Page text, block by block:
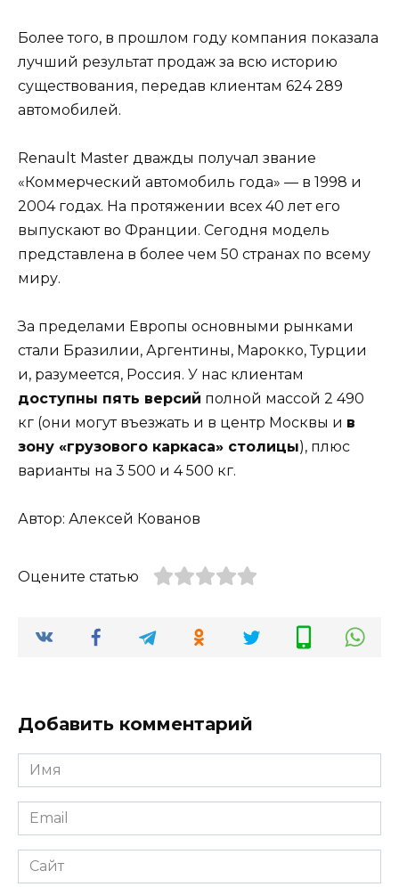
Более того, в прошлом году компания показала
лучший результат продаж за всю историю
существования, передав клиентам 624 289
автомобилей.
Renault Master дважды получал звание
«Коммерческий автомобиль года» — в 1998 и
2004 годах. На протяжении всех 40 лет его
выпускают во Франции. Сегодня модель
представлена в более чем 50 странах по всему
миру.
За пределами Европы основными рынками
стали Бразилии, Аргентины, Марокко, Турции
и, разумеется, Россия. У нас клиентам
доступны пять версий полной массой 2 490
кг (они могут въезжать и в центр Москвы и в
зону «грузового каркаса» столицы), плюс
варианты на 3 500 и 4 500 кг.
Автор: Алексей Кованов
Оцените статью
Добавить комментарий
Имя
*
Email
*
Сайт